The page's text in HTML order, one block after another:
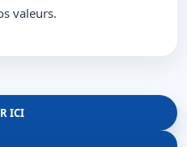
valeurs.
ICI